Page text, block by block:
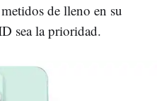
de lleno en su
sea la prioridad.